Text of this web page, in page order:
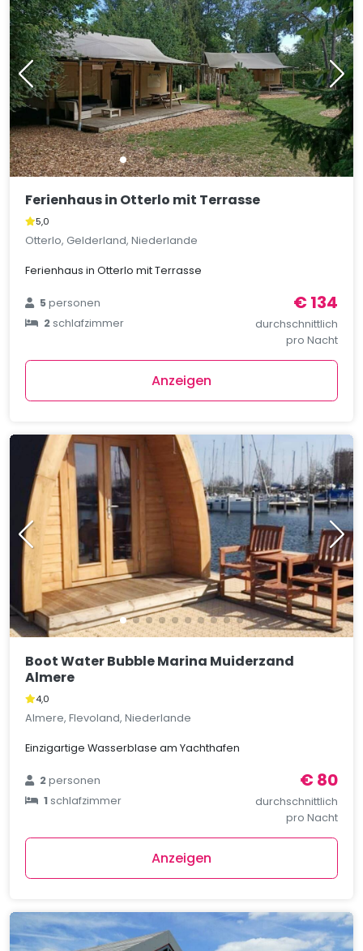
Ferienhaus in Otterlo mit Terrasse
5,0
Otterlo, Gelderland, Niederlande
Ferienhaus in Otterlo mit Terrasse
5personen
2schlafzimmer
€ 134
durchschnittlich
pro Nacht
Anzeigen
Boot Water Bubble Marina Muiderzand
Almere
4,0
Almere, Flevoland, Niederlande
Einzigartige Wasserblase am Yachthafen
2personen
1schlafzimmer
€ 80
durchschnittlich
pro Nacht
Anzeigen